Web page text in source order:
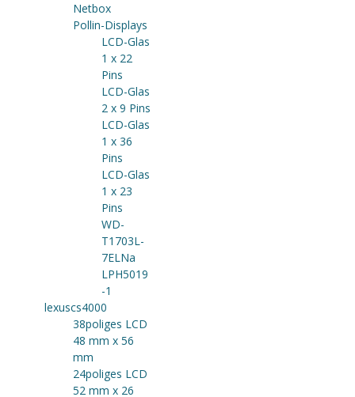
Netbox
Pollin-Displays
LCD-Glas
1 x 22
Pins
LCD-Glas
2 x 9 Pins
LCD-Glas
1 x 36
Pins
LCD-Glas
1 x 23
Pins
WD-
T1703L-
7ELNa
LPH5019
-1
lexuscs4000
38poliges LCD
48 mm x 56
mm
24poliges LCD
52 mm x 26